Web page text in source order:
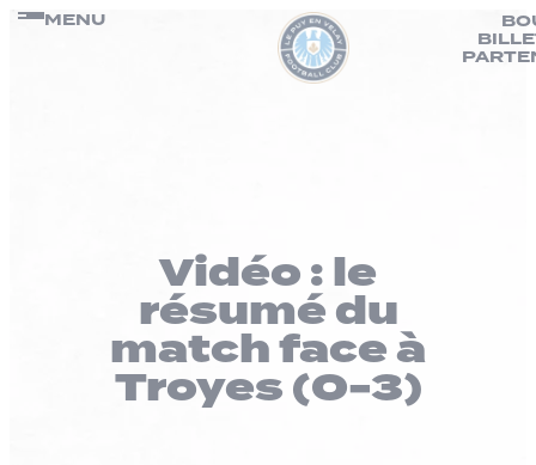
Passer
MENU
Vidéo : le
résumé du
match face à
Troyes (0-3)
Panneau de gestion des cookies